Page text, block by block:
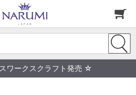
ワークスクラフト発売 ☆